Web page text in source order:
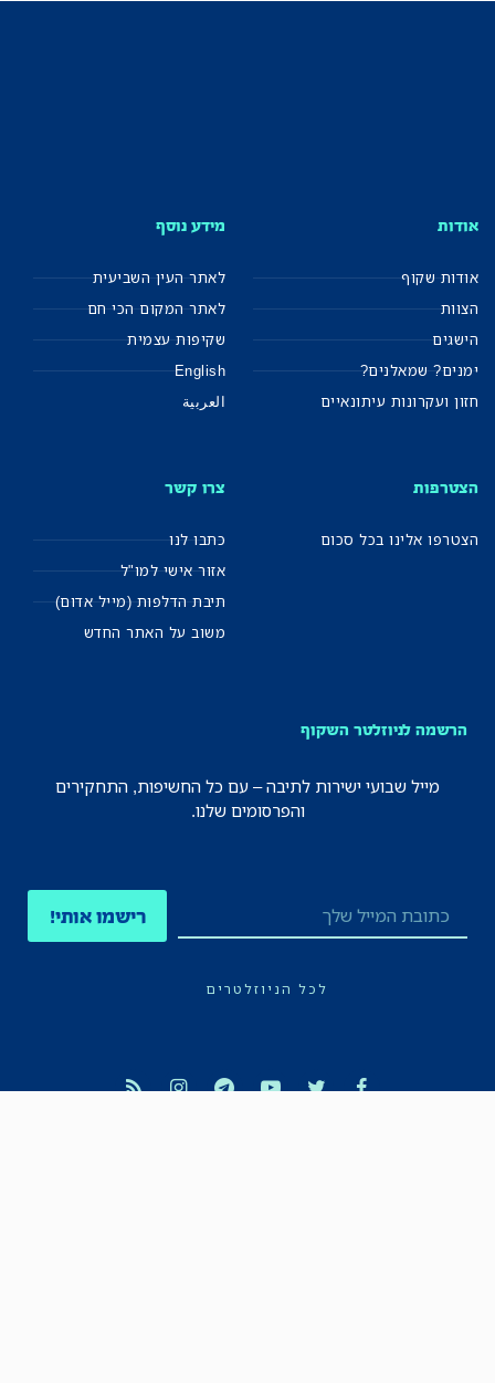
אודות
אודות שקוף
הצוות
הישגים
ימנים? שמאלנים?
חזון ועקרונות עיתונאיים
מידע נוסף
לאתר העין השביעית
לאתר המקום הכי חם
שקיפות עצמית
English
العربية
הצטרפות
הצטרפו אלינו בכל סכום
צרו קשר
כתבו לנו
אזור אישי למו"ל
תיבת הדלפות (מייל אדום)
משוב על האתר החדש
הרשמה לניוזלטר השקוף
מייל שבועי ישירות לתיבה – עם כל החשיפות, התחקירים
והפרסומים שלנו.
רישמו אותי!
לכל הניוזלטרים